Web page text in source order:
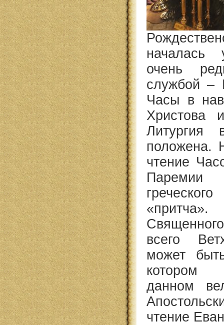
очень
службой –
Часы в
Христова
положена.
чтение
Паремии
всего
может
котором
данном
чтение